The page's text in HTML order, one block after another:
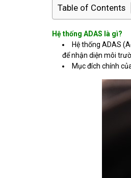
Table of Contents
Hệ thống ADAS là gì?
Hệ thống ADAS
để nhận diện môi
Mục đích chính